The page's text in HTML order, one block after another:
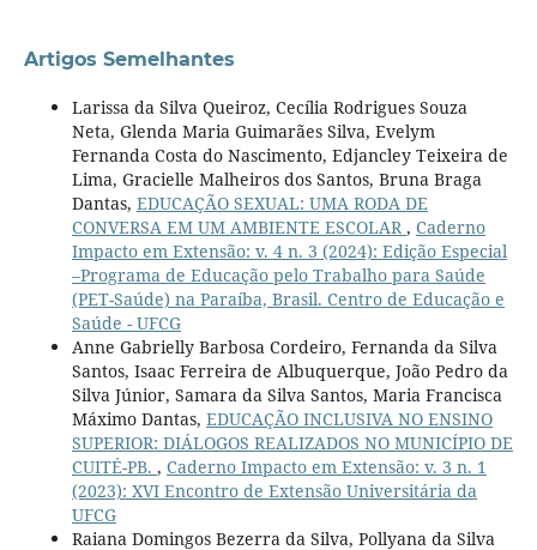
Artigos Semelhantes
Larissa da Silva Queiroz, Cecília Rodrigues Souza
Neta, Glenda Maria Guimarães Silva, Evelym
Fernanda Costa do Nascimento, Edjancley Teixeira de
Lima, Gracielle Malheiros dos Santos, Bruna Braga
Dantas, EDUCAÇÃO SEXUAL: UMA RODA DE
CONVERSA EM UM AMBIENTE ESCOLAR , Caderno
Impacto em Extensão: v. 4 n. 3 (2024): Edição Especial
–Programa de Educação pelo Trabalho para Saúde
(PET-Saúde) na Paraíba, Brasil. Centro de Educação e
Saúde - UFCG
Anne Gabrielly Barbosa Cordeiro, Fernanda da Silva
Santos, Isaac Ferreira de Albuquerque, João Pedro da
Silva Júnior, Samara da Silva Santos, Maria Francisca
Máximo Dantas, EDUCAÇÃO INCLUSIVA NO ENSINO
SUPERIOR: DIÁLOGOS REALIZADOS NO MUNICÍPIO DE
CUITÉ-PB. , Caderno Impacto em Extensão: v. 3 n. 1
(2023): XVI Encontro de Extensão Universitária da
UFCG
Raiana Domingos Bezerra da Silva, Pollyana da Silva